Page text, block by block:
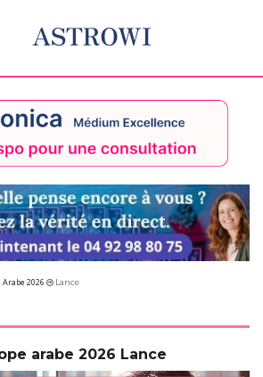
ASTROWI
Arabe 2026 Lance
arabe 2026 Lance